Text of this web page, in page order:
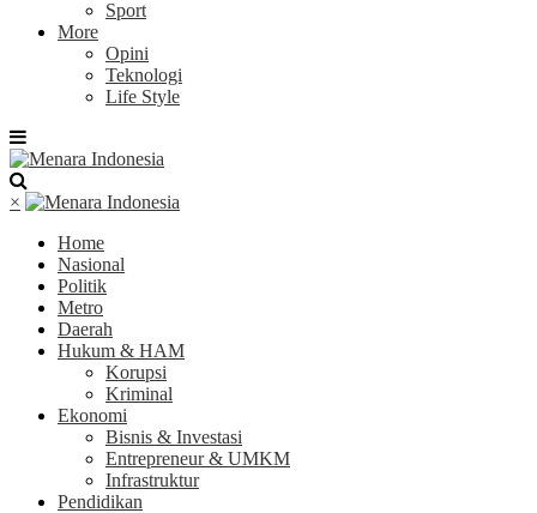
Sport
More
Opini
Teknologi
Life Style
×
Home
Nasional
Politik
Metro
Daerah
Hukum & HAM
Korupsi
Kriminal
Ekonomi
Bisnis & Investasi
Entrepreneur & UMKM
Infrastruktur
Pendidikan